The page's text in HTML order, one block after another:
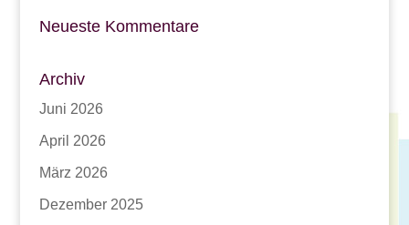
Neueste Kommentare
Archiv
Juni 2026
April 2026
März 2026
Dezember 2025